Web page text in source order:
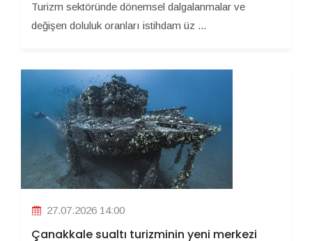
Turizm sektöründe dönemsel dalgalanmalar ve
değişen doluluk oranları istihdam üz ...
27.07.2026 14:00
Çanakkale sualtı turizminin yeni merkezi